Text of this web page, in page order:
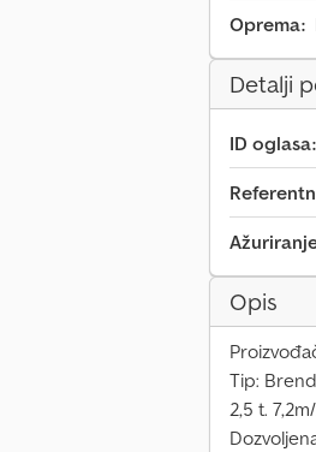
Oprema:
Detalji
ID oglasa:
Opis
Tip:
2,5 t.